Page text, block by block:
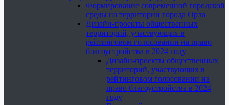
Формирование современной городской
среды на территории города Орла
Дизайн-проекты общественных
территорий, участвующих в
рейтинговом голосовании на право
благоустройства в 2024 году
Дизайн-проекты общественных
территорий, участвующих в
рейтинговом голосовании на
право благоустройства в 2024
году